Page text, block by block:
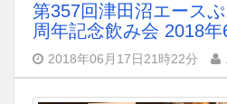
第357回津田沼エース
周年記念飲み会 2018年
2018年06月17日21時22分